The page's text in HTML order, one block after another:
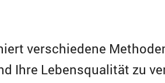
verschiedene
Ihre Lebensqualität zu